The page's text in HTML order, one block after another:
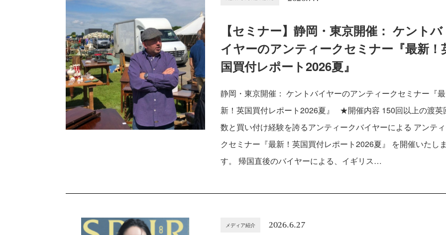
【セミナー】静岡・東京開催： ケントバ
イヤーのアンティークセミナー『最新！
国買付レポート2026夏』
静岡・東京開催： ケントバイヤーのアンティークセミナー『最
新！英国買付レポート2026夏』 ★開催内容 150回以上の渡英
数と買い付け経験を誇るアンティークバイヤーによる アンテ
クセミナー『最新！英国買付レポート2026夏』 を開催いたしま
す。 帰国直後のバイヤーによる、イギリス…
メディア紹介 2026.6.27